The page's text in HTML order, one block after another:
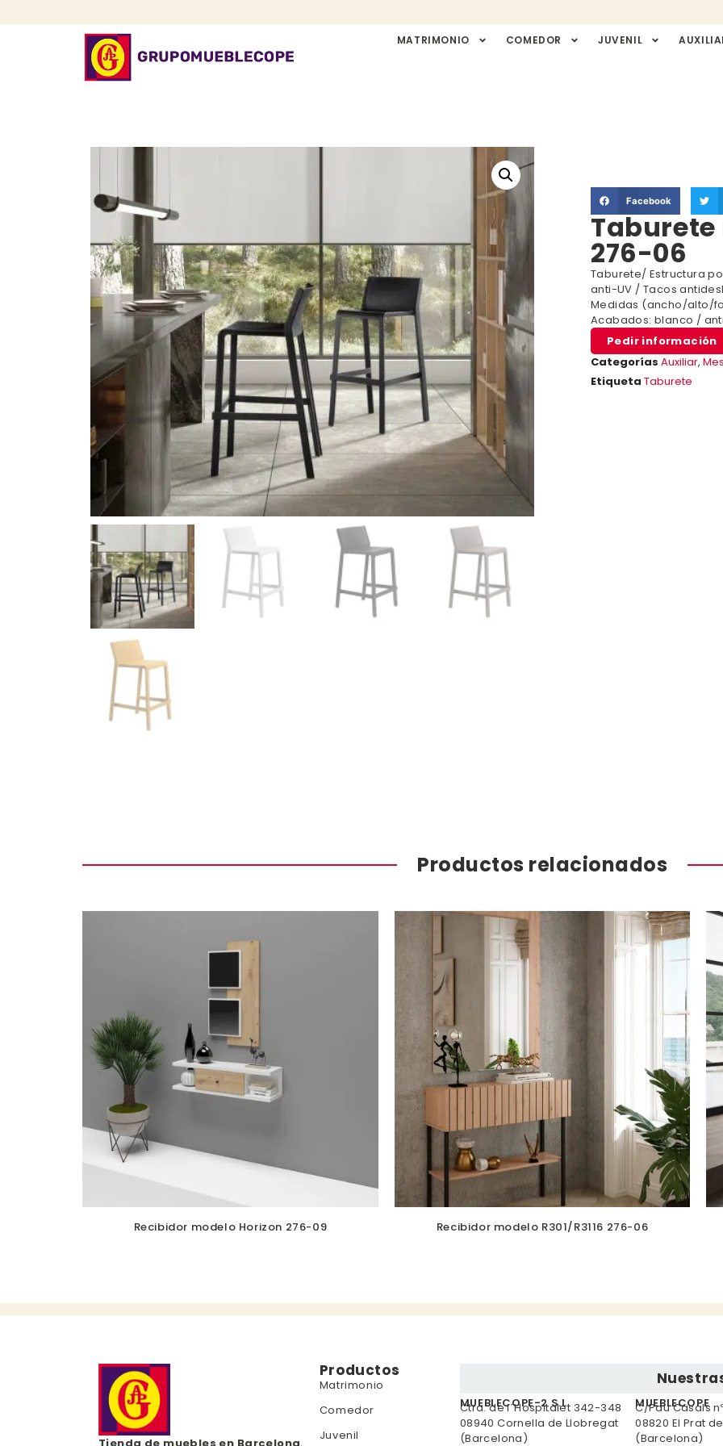
MATRIMONIO COMEDOR JUVENIL
Facebook
276-06
Taburete/ Estructura
anti-UV / Tacos
Medidas (ancho/alto/
Acabados: blanco /
Pedir información
Categorías Auxiliar,
Etiqueta Taburete
Productos relacionados
Recibidor modelo Horizon 276-09 Recibidor modelo R301/R3116 276-06
Productos
Matrimonio
Comedor
Juvenil
MUEBLECOPE-2 S.L.
Ctra. de l´Hospitalet 342-348
08940 Cornella de Llobregat
(Barcelona)
MUEBLECOPE
C/Pau Casals nº
08820 El Prat
(Barcelona)